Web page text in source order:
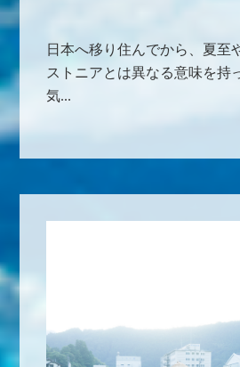
日本へ移り住んでから、夏至
ストニアとは異なる意味を持
気...